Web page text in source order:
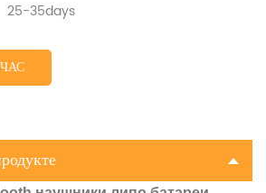
25-35days